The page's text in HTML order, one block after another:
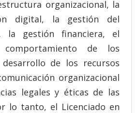
organizacional, la
digital, la gestión del
la gestión financiera, el
de los
de los recursos
organizacional
legales y éticas de las
lo tanto, el Licenciado en